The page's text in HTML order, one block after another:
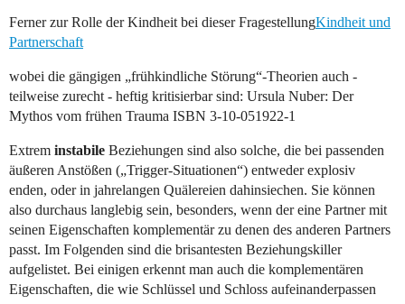
Ferner zur Rolle der Kindheit bei dieser FragestellungKindheit und
Partnerschaft
wobei die gängigen „frühkindliche Störung“-Theorien auch -
teilweise zurecht - heftig kritisierbar sind: Ursula Nuber: Der
Mythos vom frühen Trauma ISBN 3-10-051922-1
Extrem instabile Beziehungen sind also solche, die bei passenden
äußeren Anstößen („Trigger-Situationen“) entweder explosiv
enden, oder in jahrelangen Quälereien dahinsiechen. Sie können
also durchaus langlebig sein, besonders, wenn der eine Partner mit
seinen Eigenschaften komplementär zu denen des anderen Partners
passt. Im Folgenden sind die brisantesten Beziehungskiller
aufgelistet. Bei einigen erkennt man auch die komplementären
Eigenschaften, die wie Schlüssel und Schloss aufeinanderpassen